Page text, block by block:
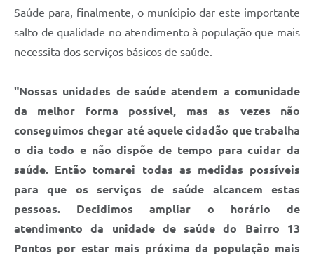
Saúde para, finalmente, o munícipio dar este importante
salto de qualidade no atendimento à população que mais
necessita dos serviços básicos de saúde.
"Nossas unidades de saúde atendem a comunidade
da melhor forma possível, mas as vezes não
conseguimos chegar até aquele cidadão que trabalha
o dia todo e não dispõe de tempo para cuidar da
saúde. Então tomarei todas as medidas possíveis
para que os serviços de saúde alcancem estas
pessoas. Decidimos ampliar o horário de
atendimento da unidade de saúde do Bairro 13
Pontos por estar mais próxima da população mais